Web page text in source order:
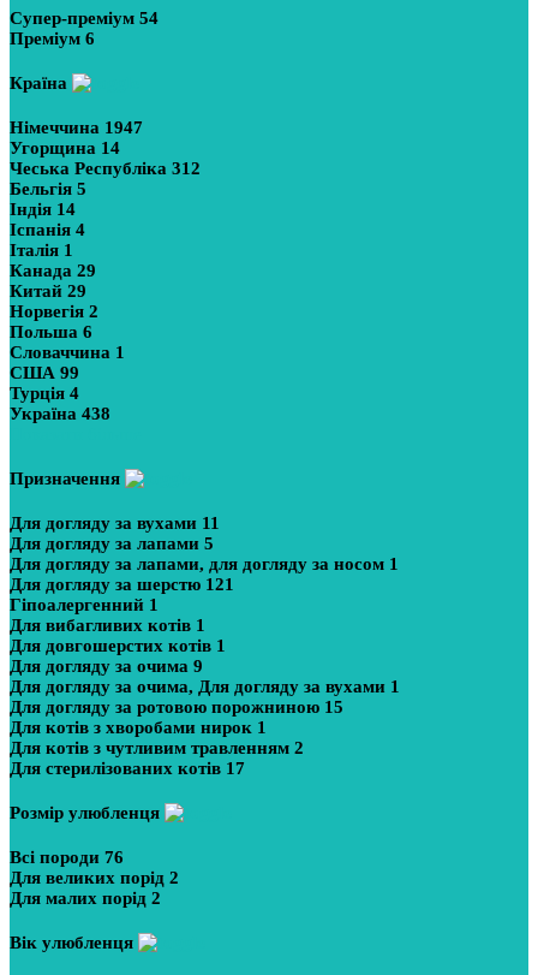
Супер-преміум 54
Преміум 6
Країна
Німеччина 1947
Угорщина 14
Чеська Республіка 312
Бельгія 5
Індія 14
Іспанія 4
Італія 1
Канада 29
Китай 29
Норвегія 2
Польша 6
Словаччина 1
США 99
Турція 4
Україна 438
Призначення
Для догляду за вухами 11
Для догляду за лапами 5
Для догляду за лапами, для догляду за носом 1
Для догляду за шерстю 121
Гіпоалергенний 1
Для вибагливих котів 1
Для довгошерстих котів 1
Для догляду за очима 9
Для догляду за очима, Для догляду за вухами 1
Для догляду за ротовою порожниною 15
Для котів з хворобами нирок 1
Для котів з чутливим травленням 2
Для стерилізованих котів 17
Розмір улюбленця
Всі породи 76
Для великих порід 2
Для малих порід 2
Вік улюбленця